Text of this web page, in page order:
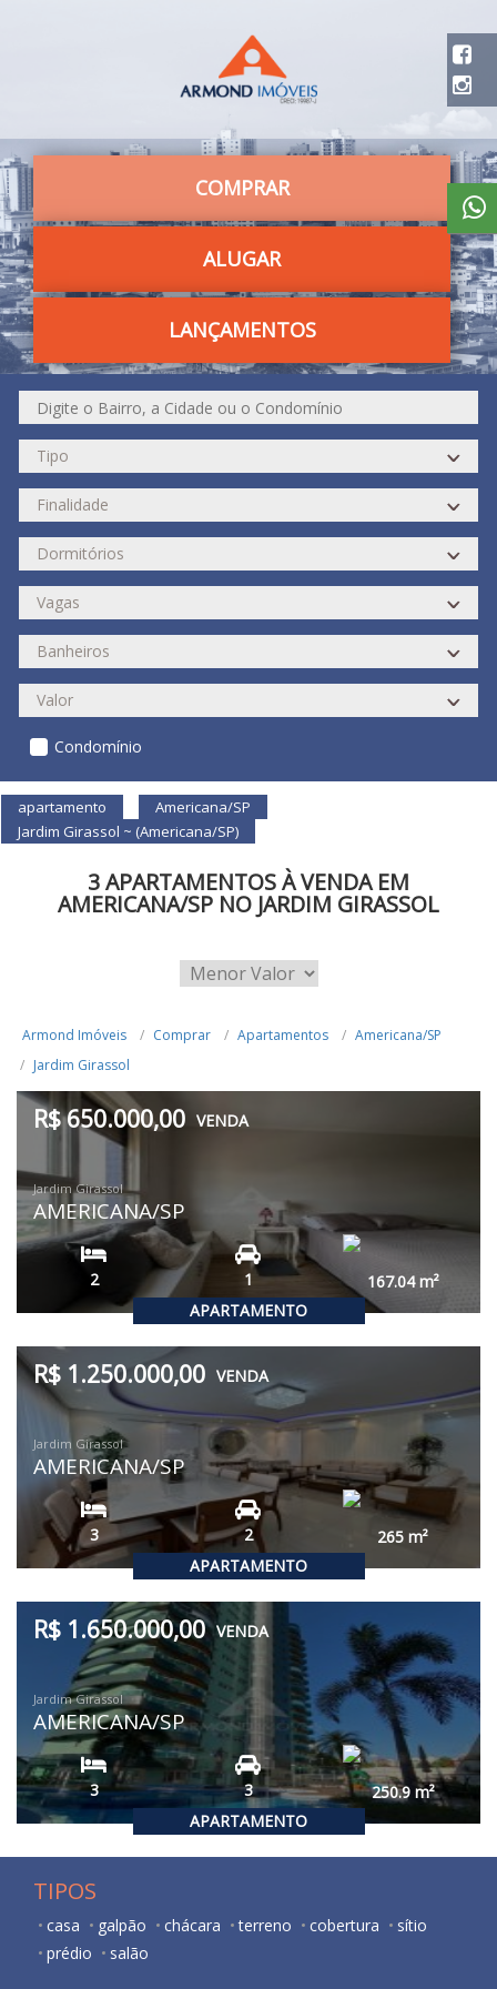
COMPRAR
ALUGAR
LANÇAMENTOS
Condomínio
apartamento
Americana/SP
Jardim Girassol ~ (Americana/SP)
3 APARTAMENTOS À VENDA EM
AMERICANA/SP NO JARDIM GIRASSOL
Armond Imóveis Comprar Apartamentos
Americana/SP
Jardim Girassol
APARTAMENTO
R$ 650.000,00 VENDA
Jardim Girassol
AMERICANA/SP
2 1 167.04m²
APARTAMENTO
R$ 1.250.000,00 VENDA
Jardim Girassol
AMERICANA/SP
3 2 265m²
APARTAMENTO
R$ 1.650.000,00 VENDA
Jardim Girassol
AMERICANA/SP
3 3 250.9 m²
TIPOS
casa galpão chácara terreno cobertura
sítio
prédio
salão